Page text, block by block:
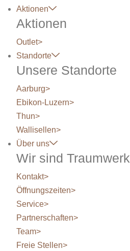
Aktionen
Aktionen
Outlet>
Standorte
Unsere Standorte
Aarburg>
Ebikon-Luzern>
Thun>
Wallisellen>
Über uns
Wir sind Traumwerk
Kontakt>
Öffnungszeiten>
Service>
Partnerschaften>
Team>
Freie Stellen>